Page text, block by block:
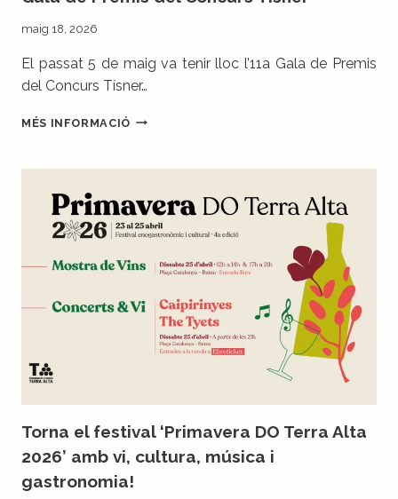
maig 18, 2026
El passat 5 de maig va tenir lloc l’11a Gala de Premis
del Concurs Tísner…
MÉS INFORMACIÓGALA
DEL
TÍSNER
Torna el festival ‘Primavera DO Terra Alta
2026’ amb vi, cultura, música i
gastronomia!